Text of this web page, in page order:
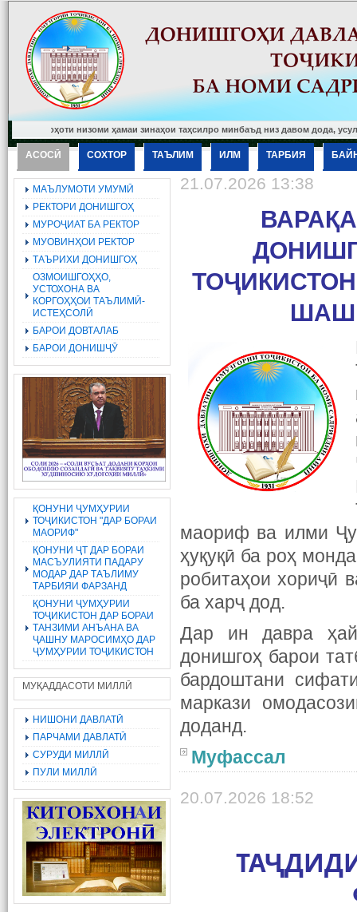
ҳамаи зинаҳои таҳсилро минбаъд низ давом дода, усулҳои
АСОСӢ СОХТОР ТАЪЛИМ ИЛМ ТАРБИЯ
МАЪЛУМОТИ УМУМӢ
РЕКТОРИ ДОНИШГОҲ
МУРОҶИАТ БА РЕКТОР
МУОВИНҲОИ РЕКТОР
ТАЪРИХИ ДОНИШГОҲ
ОЗМОИШГОҲҲО,
УСТОХОНА ВА
КОРГОҲҲОИ ТАЪЛИМӢ-
ИСТЕҲСОЛӢ
БАРОИ ДОВТАЛАБ
БАРОИ ДОНИШҶӮ
ҚОНУНИ ҶУМҲУРИИ
ТОҶИКИСТОН "ДАР БОРАИ
МАОРИФ"
ҚОНУНИ ҶТ ДАР БОРАИ
МАСЪУЛИЯТИ ПАДАРУ
МОДАР ДАР ТАЪЛИМУ
ТАРБИЯИ ФАРЗАНД
ҚОНУНИ ҶУМҲУРИИ
ТОҶИКИСТОН ДАР БОРАИ
ТАНЗИМИ АНЪАНА ВА
ҶАШНУ МАРОСИМҲО ДАР
ҶУМҲУРИИ ТОҶИКИСТОН
МУҚАДДАСОТИ МИЛЛӢ
НИШОНИ ДАВЛАТӢ
ПАРЧАМИ ДАВЛАТӢ
СУРУДИ МИЛЛӢ
ПУЛИ МИЛЛӢ
21.07.2026 13:38
маориф ва илми
ҳуқуқӣ ба роҳ
робитаҳои хориҷӣ
ба харҷ дод.
Дар ин давра
донишгоҳ барои
бардоштани
маркази
доданд.
Муфассал
20.07.2026 18:52